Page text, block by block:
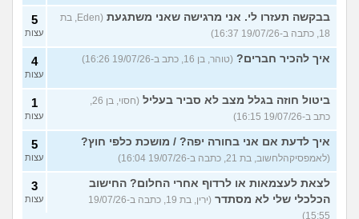
בבקשה תעזרו לי. אני מרגישה שאני משתגעת
(Eden, בת
18, כתבה ב-19/07/26 16:37)
5
עצות
איך להכיר חברים? (טוהר, בן 16, כתב ב-19/07/26 16:26) 4
עצות
ביטול חוזה בגלל מצב לא סביר בעליל
(חסוי, בן 26,
כתב ב-19/07/26 16:15)
1
עצות
איך לדעת אם אני בחורה יפה? / מושכת כלפי חוץ?
(לאמפסיקהלחשוב, בת 21, כתבה ב-19/07/26 16:04)
5
עצות
לצאת לעצמאות או לרדוף אחרי החלום? החישוב
הכלכלי שלי לא מסתדר
(ירין, בת 19, כתבה ב-19/07/26
15:55)
3
עצות